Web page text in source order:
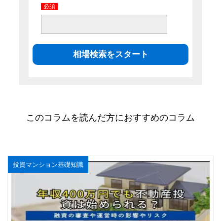
必須
このコラムを読んだ方におすすめのコラム
投資マンション基礎知識